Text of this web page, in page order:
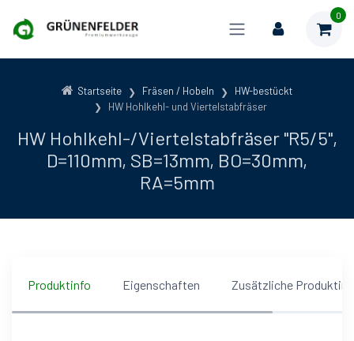
0
Startseite Fräsen / Hobeln
HW-bestückt
HW Hohlkehl- und Viertelstabfräser
HW Hohlkehl-/Viertelstabfräser "R5/5",
D=110mm, SB=13mm, BO=30mm,
RA=5mm
Produktinfo Eigenschaften Zusätzliche